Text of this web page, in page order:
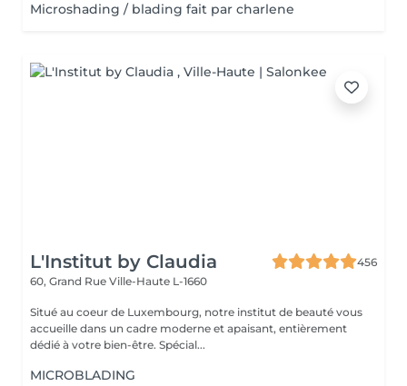
Microshading / blading fait par charlene
L'Institut by Claudia
456
60, Grand Rue Ville-Haute L-1660
Situé au coeur de Luxembourg, notre institut de beauté vous
accueille dans un cadre moderne et apaisant, entièrement
dédié à votre bien-être. Spécial...
MICROBLADING